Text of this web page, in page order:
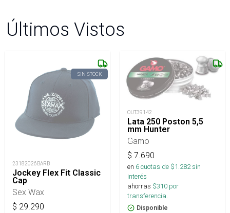
Últimos Vistos
SIN STOCK
23182026BARB
Jockey Flex Fit Classic
Cap
Sex Wax
$ 29.290
OUT39142
Lata 250 Poston 5,5
mm Hunter
Gamo
$ 7.690
en 6cuotas de $1.282sin
interés
ahorras $310 por
transferencia.
Disponible